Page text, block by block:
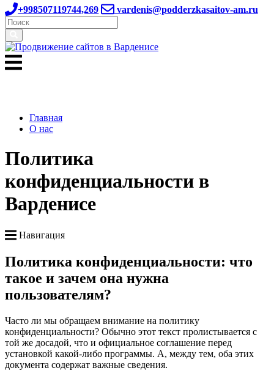
+998507119744,269 vardenis@podderzkasaitov-am.ru
Главная
О нас
Политика
конфиденциальности в
Варденисе
Навигация
Политика конфиденциальности: что
такое и зачем она нужна
пользователям?
Часто ли мы обращаем внимание на политику
конфиденциальности? Обычно этот текст пролистывается с
той же досадой, что и официальное соглашение перед
установкой какой-либо программы. А, между тем, оба этих
документа содержат важные сведения.